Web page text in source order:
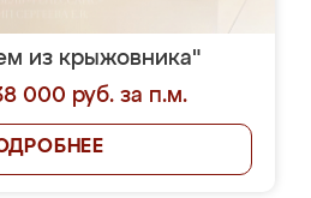
из крыжовника"
000 руб. за п.м.